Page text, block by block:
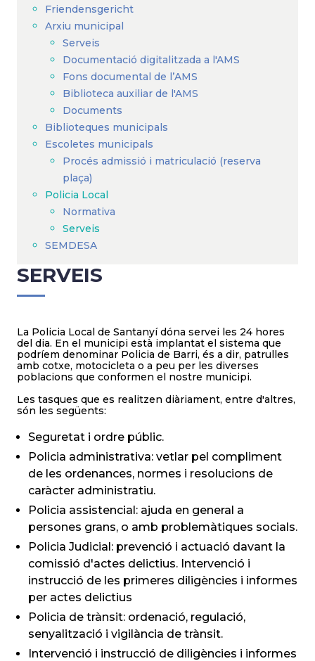
Friendensgericht
Arxiu municipal
Serveis
Documentació digitalitzada a l'AMS
Fons documental de l’AMS
Biblioteca auxiliar de l'AMS
Documents
Biblioteques municipals
Escoletes municipals
Procés admissió i matriculació (reserva
plaça)
Policia Local
Normativa
Serveis
SEMDESA
SERVEIS
La Policia Local de Santanyí dóna servei les 24 hores
del dia. En el municipi està implantat el sistema que
podríem denominar Policia de Barri, és a dir, patrulles
amb cotxe, motocicleta o a peu per les diverses
poblacions que conformen el nostre municipi.
Les tasques que es realitzen diàriament, entre d'altres,
són les següents:
Seguretat i ordre públic.
Policia administrativa: vetlar pel compliment
de les ordenances, normes i resolucions de
caràcter administratiu.
Policia assistencial: ajuda en general a
persones grans, o amb problemàtiques socials.
Policia Judicial: prevenció i actuació davant la
comissió d'actes delictius. Intervenció i
instrucció de les primeres diligències i informes
per actes delictius
Policia de trànsit: ordenació, regulació,
senyalització i vigilància de trànsit.
Intervenció i instrucció de diligències i informes